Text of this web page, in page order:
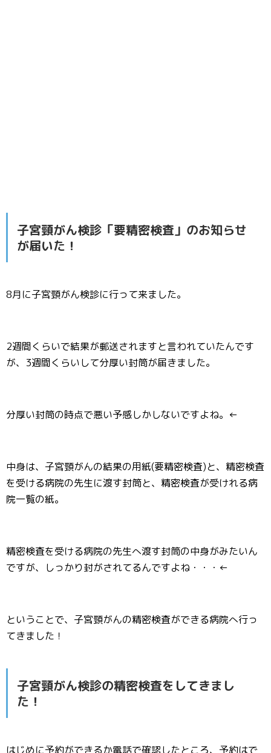
子宮頸がん検診「要精密検査」のお知らせ
が届いた！
8月に子宮頸がん検診に行って来ました。
2週間くらいで結果が郵送されますと言われていたんです
が、3週間くらいして分厚い封筒が届きました。
分厚い封筒の時点で悪い予感しかしないですよね。←
中身は、子宮頸がんの結果の用紙(要精密検査)と、精密検査
を受ける病院の先生に渡す封筒と、精密検査が受けれる病
院一覧の紙。
精密検査を受ける病院の先生へ渡す封筒の中身がみたいん
ですが、しっかり封がされてるんですよね・・・←
ということで、子宮頸がんの精密検査ができる病院へ行っ
てきました！
子宮頸がん検診の精密検査をしてきまし
た！
はじめに予約ができるか電話で確認したところ、予約はで